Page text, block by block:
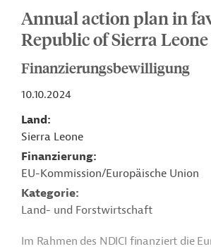
Annual action plan in
Republic of Sierra
Finanzierungsbewilligung
10.10.2024
Land
Sierra Leone
Finanzierung
EU-Kommission/Europäische Union
Kategorie
Land- und Forstwirtschaft
Im Rahmen des NDICI finanziert die